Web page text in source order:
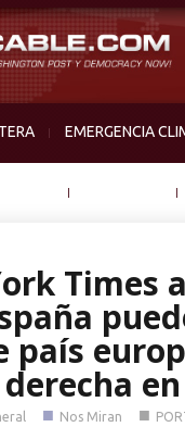
EMERGENCIA
Times
país
■ Nos Miran ■